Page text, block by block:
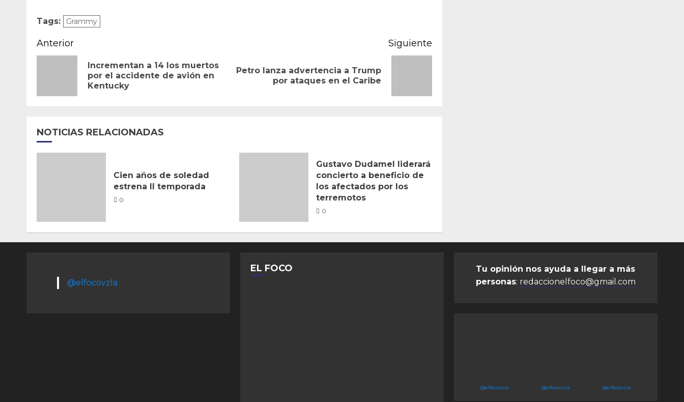
Tags: Grammy
Navegación
entradas
Anterior
Entrada
anterior:
Incrementan a 14 los muertos
por el accidente de avión en
Kentucky
Siguiente
Siguiente
entrada:
Petro lanza advertencia a Trump
por ataques en el Caribe
NOTICIAS RELACIONADAS
Cien años de soledad
estrena II temporada
0
Gustavo Dudamel liderará
concierto a beneficio de
los afectados por los
terremotos
0
@elfocovzla
EL FOCO
Tu opinión nos ayuda a llegar a más
personas: redaccionelfoco@gmail.com
@elfocovzla @elfocovzla @elfocovzla